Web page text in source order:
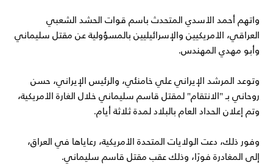
واتهم أحمد الأسدي المتحدث باسم قوات الحشد الشعبي
العراقي، الأمريكيين والإسرائيليين بالمسؤولية عن مقتل سليماني
وأبو مهدي المهندس.
وتوعد المرشد الإيراني علي خامنئي، والرئيس الإيراني، حسن
روحاني بـ "الانتقام" لمقتل قاسم سليماني خلال الغارة الأمريكية،
وتم إعلان الحداد العام بالبلاد لمدة ثلاثة أيام.
وفور ذلك، دعت الولايات المتحدة الأمريكية، رعاياها في العراق،
إلى المغادرة فورًا، وذلك عقب مقتل قاسم سليماني.